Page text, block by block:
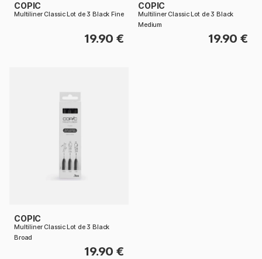
COPIC
Multiliner Classic Lot de 3 Black Fine
19.90 €
COPIC
Multiliner Classic Lot de 3 Black
Medium
19.90 €
COPIC
Multiliner Classic Lot de 3 Black
Broad
19.90 €